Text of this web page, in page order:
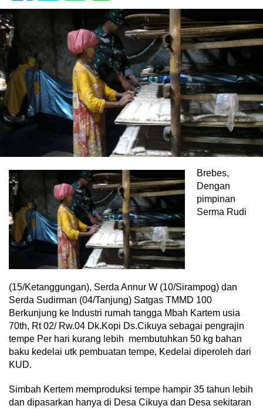
Brebes,
Dengan
pimpinan
Serma Rudi
(15/Ketanggungan), Serda Annur W (10/Sirampog) dan
Serda Sudirman (04/Tanjung) Satgas TMMD 100
Berkunjung ke Industri rumah tangga Mbah Kartem usia
70th, Rt 02/ Rw.04 Dk.Kopi Ds.Cikuya sebagai pengrajin
tempe Per hari kurang lebih membutuhkan 50 kg bahan
baku kedelai utk pembuatan tempe, Kedelai diperoleh dari
KUD.
Simbah Kertem memproduksi tempe hampir 35 tahun lebih
dan dipasarkan hanya di Desa Cikuya dan Desa sekitaran